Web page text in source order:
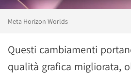
Meta Horizon Worlds
Questi cambiamenti
qualità grafica migliorata,